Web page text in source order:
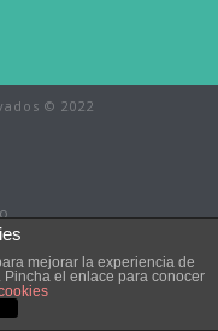
© 2022
mejorar la experiencia de
el enlace para conocer